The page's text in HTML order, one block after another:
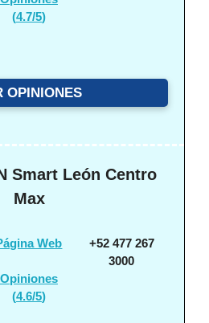
(4.7/5)
OPINIONES
Smart León Centro
Max
Web
Opiniones
(4.6/5)
+52 477 267
3000